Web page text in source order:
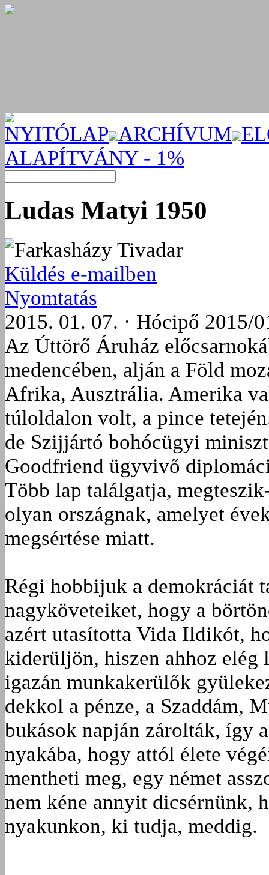
NYITÓLAP ARCHÍVUM
ALAPÍTVÁNY - 1%
Ludas Matyi 1950
Farkasházy Tivadar
Küldés e-mailben
Nyomtatás
2015. 01. 07. · Hócipő 2015/
Az Úttörő Áruház
medencében, alján a Föld
Afrika, Ausztrália. Amerika
túloldalon volt, a pince
de Szijjártó bohócügyi
Goodfriend ügyvivő
Több lap találgatja,
olyan országnak, amelyet
megsértése miatt.
Régi hobbijuk a demokráciát
nagyköveteiket, hogy a
azért utasította Vida Ildikót,
kiderüljön, hiszen ahhoz
igazán munkakerülők
dekkol a pénze, a Szaddám,
bukások napján zárolták, így
nyakába, hogy attól élete
mentheti meg, egy német
nem kéne annyit dicsérnünk,
nyakunkon, ki tudja, meddig.